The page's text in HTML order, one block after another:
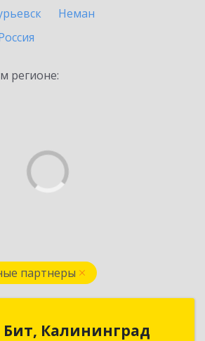
Неман
регионе:
партнеры
Калининград
Бит, Калининград